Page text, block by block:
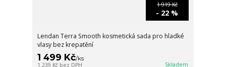
1 919 Kč
- 22 %
Lendan Terra Smooth kosmetická sada pro hladké
vlasy bez krepatění
1 499 Kč/ks
1 239 Kč bez DPH Skladem